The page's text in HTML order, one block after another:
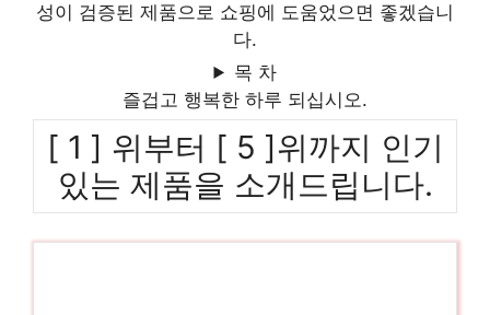
성이 검증된 제품으로 쇼핑에 도움었으면 좋겠습니
다.
목 차
즐겁고 행복한 하루 되십시오.
[ 1 ] 위부터 [ 5 ]위까지 인기
있는 제품을 소개드립니다.